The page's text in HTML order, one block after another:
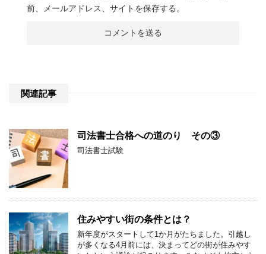
前、メールアドレス、サイトを保存する。
関連記事
司法書士合格への道のり その③
司法書士試験
住みやすい街の条件とは？
新年度がスタートして1か月がたちました。引越し
が多くなる4月前には、決まってどの街が住みやす